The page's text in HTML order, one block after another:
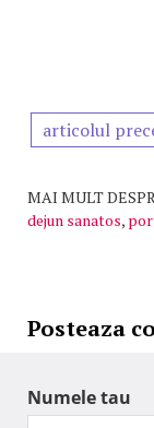
articolul
MAI MULT
dejun sanatos,
Posteaza
Numele tau